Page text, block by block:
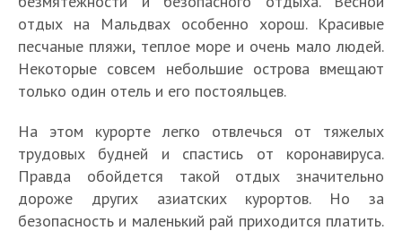
отдых на Мальдвах особенно хорош. Красивые
песчаные пляжи, теплое море и очень мало людей.
Некоторые совсем небольшие острова вмещают
только один отель и его постояльцев.
На этом курорте легко отвлечься от тяжелых
трудовых будней и спастись от коронавируса.
Правда обойдется такой отдых значительно
дороже других азиатских курортов. Но за
безопасность и маленький рай приходится платить.